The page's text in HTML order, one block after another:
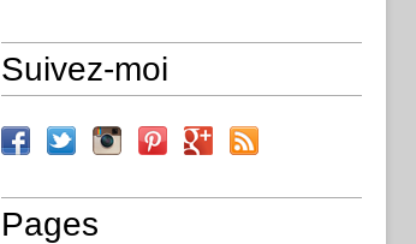
Suivez-moi
Pages